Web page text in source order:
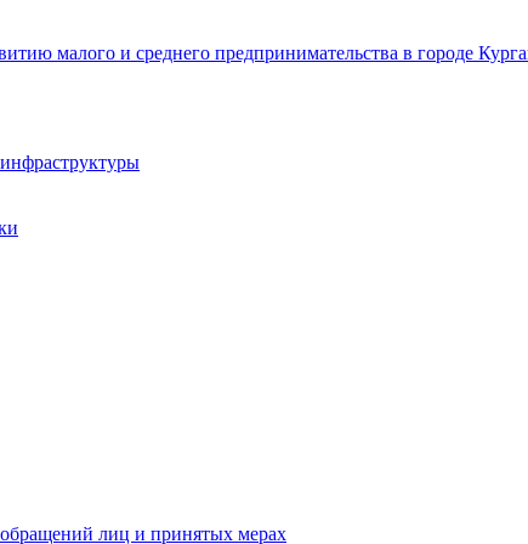
малого и среднего предпринимательства в городе
лиц и принятых мерах